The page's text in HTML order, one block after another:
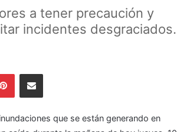
a tener precaución y
incidentes desgraciados.
PinterestShare via Email
que se están generando en